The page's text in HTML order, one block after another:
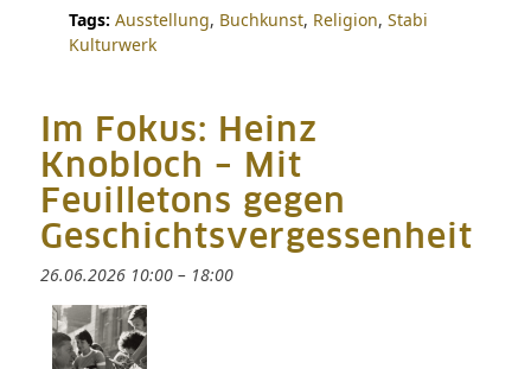
Tags: Ausstellung, Buchkunst, Religion, Stabi
Kulturwerk
Im Fokus: Heinz
Knobloch – Mit
Feuilletons gegen
Geschichtsvergessenheit
26.06.2026 10:00– 18:00